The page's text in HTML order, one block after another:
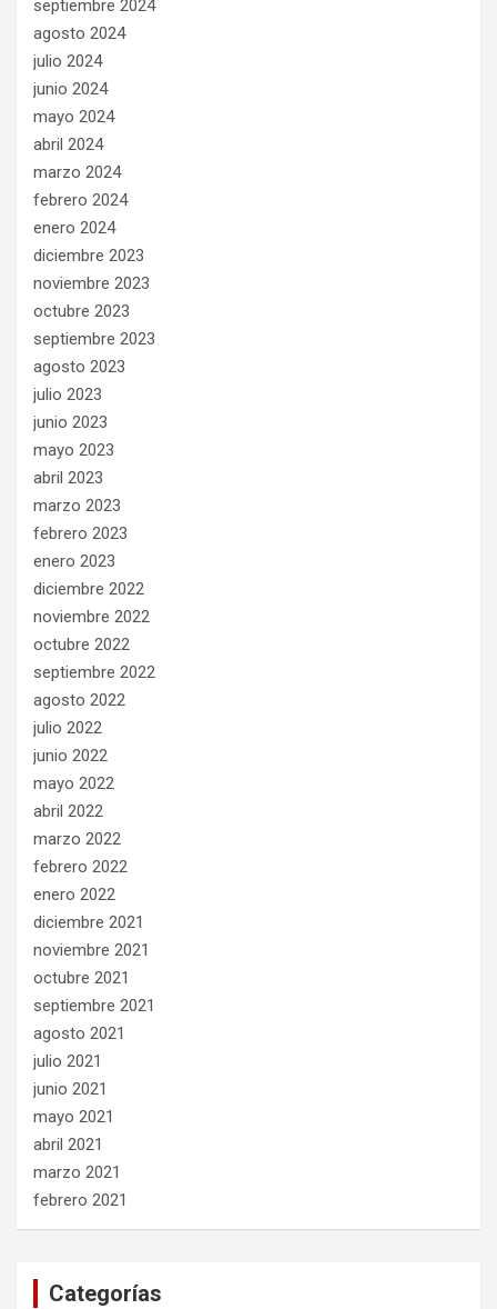
septiembre 2024
agosto 2024
julio 2024
junio 2024
mayo 2024
abril 2024
marzo 2024
febrero 2024
enero 2024
diciembre 2023
noviembre 2023
octubre 2023
septiembre 2023
agosto 2023
julio 2023
junio 2023
mayo 2023
abril 2023
marzo 2023
febrero 2023
enero 2023
diciembre 2022
noviembre 2022
octubre 2022
septiembre 2022
agosto 2022
julio 2022
junio 2022
mayo 2022
abril 2022
marzo 2022
febrero 2022
enero 2022
diciembre 2021
noviembre 2021
octubre 2021
septiembre 2021
agosto 2021
julio 2021
junio 2021
mayo 2021
abril 2021
marzo 2021
febrero 2021
Categorías